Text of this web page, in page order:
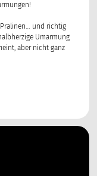
und richtig
Umarmung
aber nicht ganz